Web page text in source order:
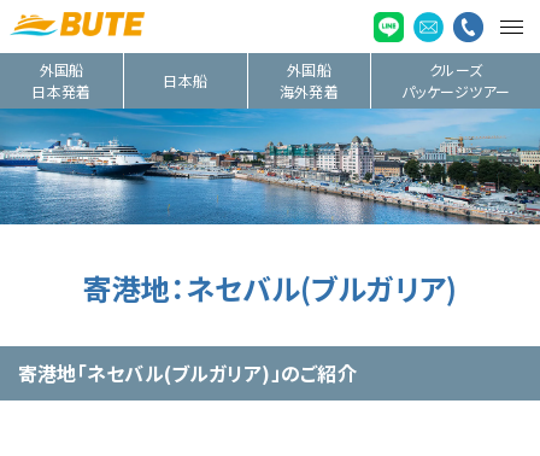
外国船
日本発着
日本船
外国船
海外発着
クルーズ
パッケージツアー
寄港地：ネセバル(ブルガリア)
寄港地「ネセバル(ブルガリア)」のご紹介